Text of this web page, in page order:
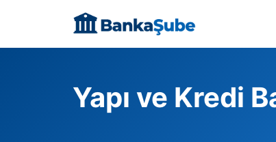
content
Yapı ve Kredi